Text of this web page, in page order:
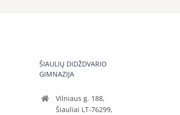
ŠIAULIŲ DIDŽDVARIO
GIMNAZIJA
Vilniaus g. 188,
Šiauliai LT-76299,